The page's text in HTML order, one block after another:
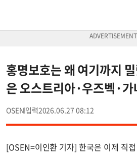
홍명보호는 왜 여기까지
은 오스트리아·우즈벡·가
OSEN 2026.06.27 08:12
[OSEN=이인환 기자] 한국은 이제 직